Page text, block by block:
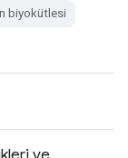
biyokütlesi